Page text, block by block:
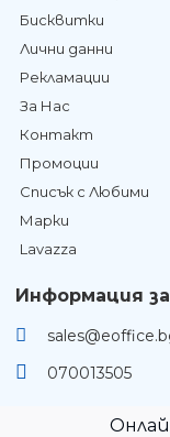
Бисквитки
Лични данни
Рекламации
За Нас
Контакт
Промоции
Списък с Любими
Марки
Lavazza
Информация
070013505